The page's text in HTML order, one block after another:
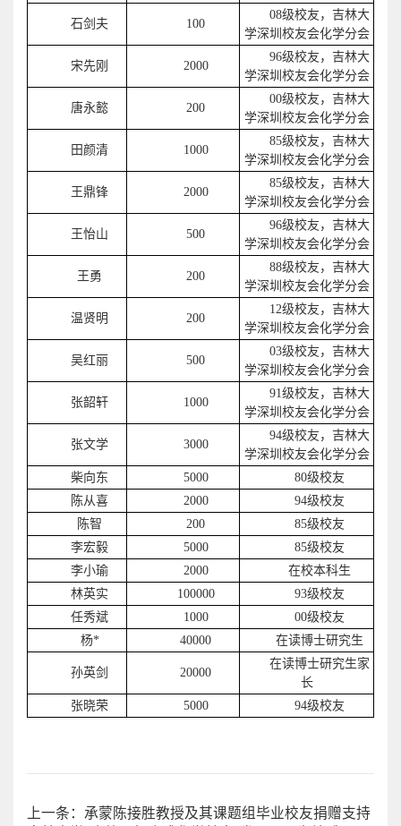
石剑夫 100
08级校友，吉林大
学深圳校友会化学分会
宋先刚 2000
96级校友，吉林大
学深圳校友会化学分会
唐永懿 200
00级校友，吉林大
学深圳校友会化学分会
田颜清 1000
85级校友，吉林大
学深圳校友会化学分会
王鼎锋 2000
85级校友，吉林大
学深圳校友会化学分会
王怡山 500
96级校友，吉林大
学深圳校友会化学分会
王勇 200
88级校友，吉林大
学深圳校友会化学分会
温贤明 200
12级校友，吉林大
学深圳校友会化学分会
吴红丽 500
03级校友，吉林大
学深圳校友会化学分会
张韶轩 1000
91级校友，吉林大
学深圳校友会化学分会
张文学 3000
94级校友，吉林大
学深圳校友会化学分会
柴向东
5000
80级校友
陈从喜
2000
94级校友
陈智
200
85级校友
李宏毅
5000
85级校友
李小瑜
2000
在校本科生
林英实
100000
93级校友
任秀斌
1000
00级校友
杨*
40000 在读博士研究生
孙英剑 20000
在读博士研究生家
长
张晓荣
5000 94级校友
上一条：承蒙陈接胜教授及其课题组毕业校友捐赠支持